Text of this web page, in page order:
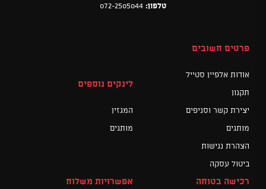
טלפון: 072-2505044
פרטים חשובים
אודות אלפיין סטייל
תקנון
יצירת קשר וסניפים
מותגים
הצהרת נגישות
ביטול עסקה
לינקים נוספים
המגזין
מותגים
רכישה בטוחה אפשרויות משלוח